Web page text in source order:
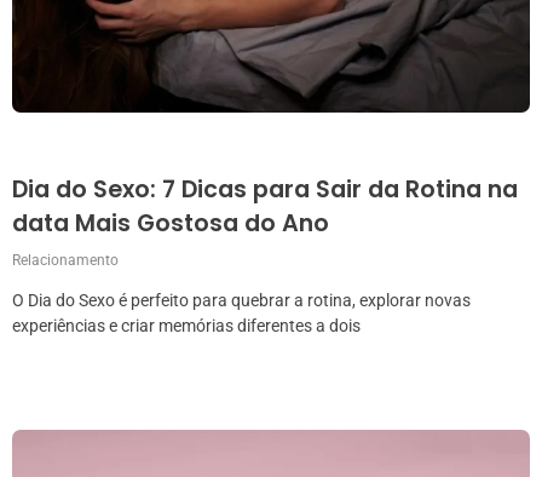
Dia do Sexo: 7 Dicas para Sair da Rotina na
data Mais Gostosa do Ano
Relacionamento
O Dia do Sexo é perfeito para quebrar a rotina, explorar novas
experiências e criar memórias diferentes a dois